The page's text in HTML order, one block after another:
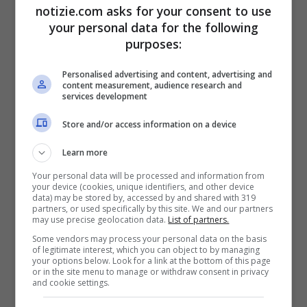
avercela proprio l’apparato digerente.
Pare infatti che nel nostro corpo ci sta un
microbiota, che proprio in età infantile può
influenzare la salute del bambino, sempre
secondo le parole dell’esperto:“Se il
bambino cresce in un contesto di violenza
fisica il microbiota cambia e si adatta a
quella condizione di vitadeterminando un
aumento dell’infiammazione e quel
microbiota farà compagnia al bambino per
tutta la vita”e ancora: “Il microbiota entra
in tutte le patologie dell’organismo. Ha un
notizie.com asks for your consent to use
your personal data for the following
purposes:
Personalised advertising and content, advertising and
content measurement, audience research and
services development
Store and/or access information on a device
Learn more
Your personal data will be processed and information from
your device (cookies, unique identifiers, and other device
data) may be stored by, accessed by and shared with 319
partners, or used specifically by this site. We and our partners
may use precise geolocation data. List of partners.
Some vendors may process your personal data on the basis
of legitimate interest, which you can object to by managing
your options below. Look for a link at the bottom of this page
or in the site menu to manage or withdraw consent in privacy
and cookie settings.